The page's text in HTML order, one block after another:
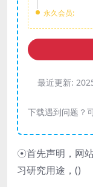
永久会员:
最近更新:
下载遇到问题？
☉首先声明，网
习研究用途，()